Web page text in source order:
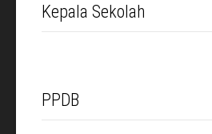
Kepala Sekolah
PPDB